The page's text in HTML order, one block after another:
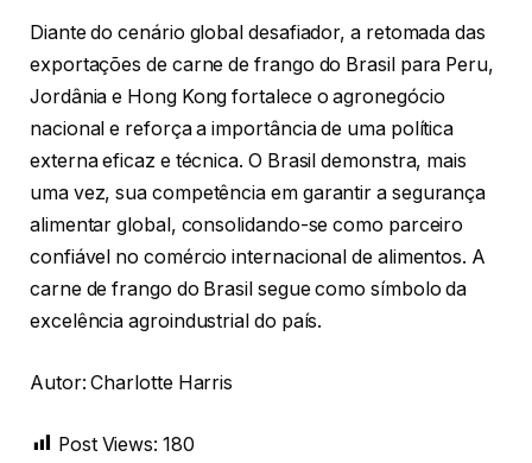
Diante do cenário global desafiador, a retomada das
exportações de carne de frango do Brasil para Peru,
Jordânia e Hong Kong fortalece o agronegócio
nacional e reforça a importância de uma política
externa eficaz e técnica. O Brasil demonstra, mais
uma vez, sua competência em garantir a segurança
alimentar global, consolidando-se como parceiro
confiável no comércio internacional de alimentos. A
carne de frango do Brasil segue como símbolo da
excelência agroindustrial do país.
Autor: Charlotte Harris
Post Views: 180